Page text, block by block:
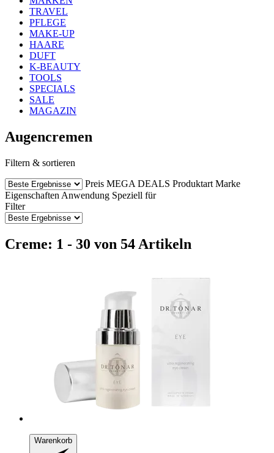
TRAVEL
PFLEGE
MAKE-UP
HAARE
DUFT
K-BEAUTY
TOOLS
SPECIALS
SALE
MAGAZIN
Augencremen
Filtern & sortieren
Preis MEGA DEALS Produktart Marke
Eigenschaften Anwendung Speziell für
Filter
Creme: 1 - 30 von 54 Artikeln
Warenkorb